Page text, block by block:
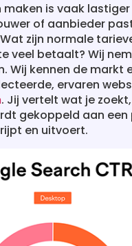
maken is vaak
of aanbieder
zijn normale
veel betaalt? Wij
Wij kennen de markt
ervaren
. Jij vertelt wat je
gekoppeld aan
en uitvoert.